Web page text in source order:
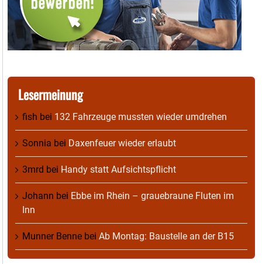
Lesermeinung
fish bei 132 Fahrzeuge mussten wieder umdrehen
Sonnia bei Daxenfeuer wieder erlaubt
3mrd bei Handy statt Aufsichtspflicht
Johann bei Ebbe im Rhein – grauebraune Fluten im
Inn
Munner Benne bei Ab Montag: Baustelle an der B15